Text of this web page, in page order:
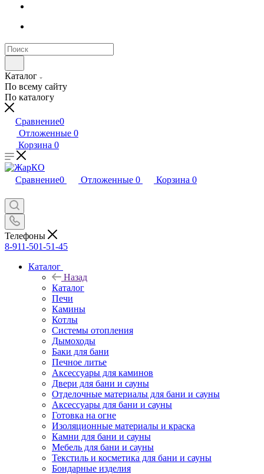
Каталог
По всему сайту
По каталогу
Сравнение0
Отложенные 0
Корзина 0
Сравнение0 Отложенные 0 Корзина 0
Телефоны
8-911-501-51-45
Каталог
Назад
Каталог
Печи
Камины
Котлы
Системы отопления
Дымоходы
Баки для бани
Печное литье
Аксессуары для каминов
Двери для бани и сауны
Отделочные материалы для бани и сауны
Аксессуары для бани и сауны
Готовка на огне
Изоляционные материалы и краска
Камни для бани и сауны
Мебель для бани и сауны
Текстиль и косметика для бани и сауны
Бондарные изделия